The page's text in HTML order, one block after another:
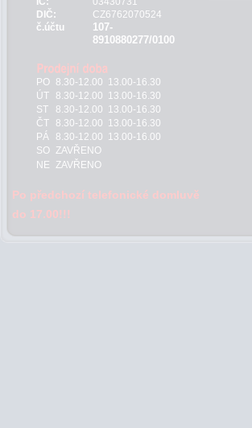
DIČ:
CZ6762070524
č.účtu
107-
8910880277/0100
PO 8.30-12.00 13.00-16.30
ÚT
8.30-12.00 13.00-16.30
ST
8.30-12.00 13.00-16.30
ČT
8.30-12.00 13.00-16.30
PÁ
8.30-12.00 13.00-16.00
SO ZAVŘENO
NE ZAVŘENO
Po předchozí telefonické domluvě
do 17.00!!!